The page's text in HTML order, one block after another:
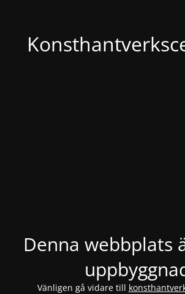
Denna webbplats
Vänligen gå vidare till